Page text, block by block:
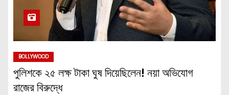
BOLLYWOOD
পুলিশকে ২৫ লক্ষ টাকা ঘুষ দিয়েছিলেন! নয়া অভিযোগ
রাজের বিরুদ্ধে